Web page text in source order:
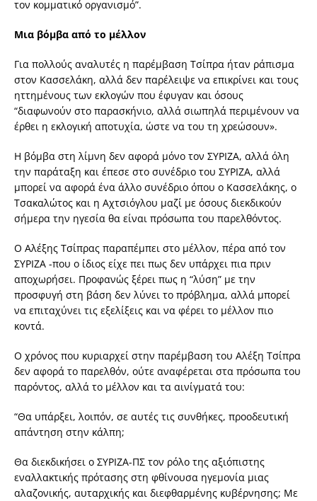
τον κομματικό οργανισμό”.
Μια βόμβα από το μέλλον
Για πολλούς αναλυτές η παρέμβαση Τσίπρα ήταν ράπισμα
στον Κασσελάκη, αλλά δεν παρέλειψε να επικρίνει και τους
ηττημένους των εκλογών που έφυγαν και όσους
“διαφωνούν στο παρασκήνιο, αλλά σιωπηλά περιμένουν να
έρθει η εκλογική αποτυχία, ώστε να του τη χρεώσουν».
Η βόμβα στη λίμνη δεν αφορά μόνο τον ΣΥΡΙΖΑ, αλλά όλη
την παράταξη και έπεσε στο συνέδριο του ΣΥΡΙΖΑ, αλλά
μπορεί να αφορά ένα άλλο συνέδριο όπου ο Κασσελάκης, ο
Τσακαλώτος και η Αχτσιόγλου μαζί με όσους διεκδικούν
σήμερα την ηγεσία θα είναι πρόσωπα του παρελθόντος.
Ο Αλέξης Τσίπρας παραπέμπει στο μέλλον, πέρα από τον
ΣΥΡΙΖΑ -που ο ίδιος είχε πει πως δεν υπάρχει πια πριν
αποχωρήσει. Προφανώς ξέρει πως η “λύση” με την
προσφυγή στη βάση δεν λύνει το πρόβλημα, αλλά μπορεί
να επιταχύνει τις εξελίξεις και να φέρει το μέλλον πιο
κοντά.
Ο χρόνος που κυριαρχεί στην παρέμβαση του Αλέξη Τσίπρα
δεν αφορά το παρελθόν, ούτε αναφέρεται στα πρόσωπα του
παρόντος, αλλά το μέλλον και τα αινίγματά του:
“Θα υπάρξει, λοιπόν, σε αυτές τις συνθήκες, προοδευτική
απάντηση στην κάλπη;
Θα διεκδικήσει ο ΣΥΡΙΖΑ-ΠΣ τον ρόλο της αξιόπιστης
εναλλακτικής πρότασης στη φθίνουσα ηγεμονία μιας
αλαζονικής, αυταρχικής και διεφθαρμένης κυβέρνησης; Με